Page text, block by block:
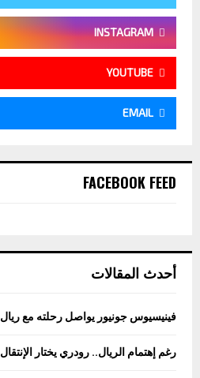
INSTAGRAM
YOUTUBE
EMAIL
FACEBOOK FEED
أحدث المقالات
فينيسيوس جونيور يواصل رحلته مع ريال
رغم إهتمام الريال.. رودري يختار